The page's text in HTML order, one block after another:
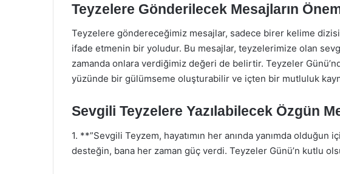
Teyzelere Gönderilecek Mesajların
Teyzelere göndereceğimiz mesajlar, sadece birer kelime dizisi
ifade etmenin bir yoludur. Bu mesajlar, teyzelerimize olan sevgi
zamanda onlara verdiğimiz değeri de belirtir. Teyzeler
yüzünde bir gülümseme oluşturabilir ve içten bir mutluluk
Sevgili Teyzelere Yazılabilecek Özgün
1. **”Sevgili Teyzem, hayatımın her anında yanımda olduğun
desteğin, bana her zaman güç verdi. Teyzeler Günü’n kutlu